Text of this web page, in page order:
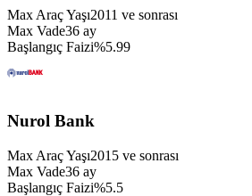
Max Araç Yaşı2011 ve sonrası
Max Vade36 ay
Başlangıç Faizi%5.99
Nurol Bank
Max Araç Yaşı2015 ve sonrası
Max Vade36 ay
Başlangıç Faizi%5.5